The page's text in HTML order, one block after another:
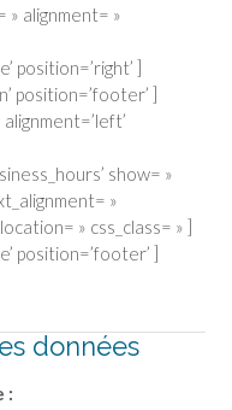
» alignment= »
position=’right’ ]
position=’footer’ ]
show= »
»
» css_class= » ]
position=’footer’ ]
données
: